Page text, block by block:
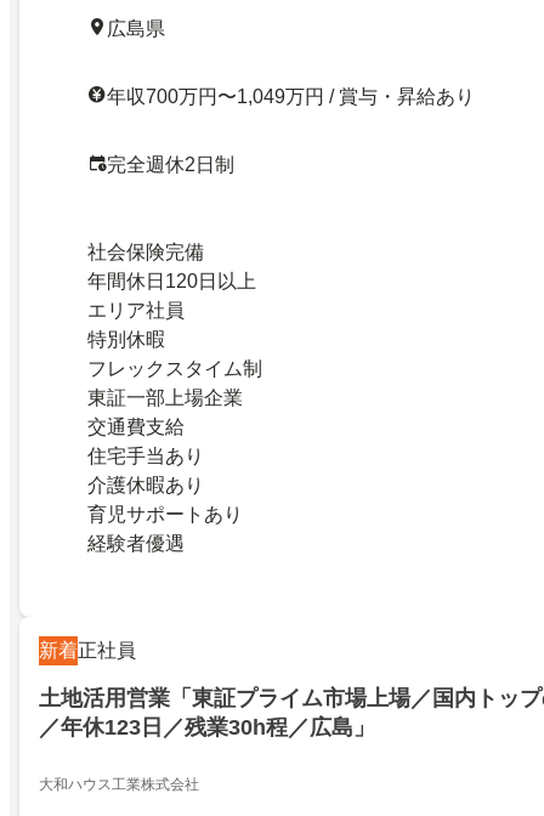
広島県
年収700万円〜1,049万円 / 賞与・昇給あり
完全週休2日制
社会保険完備
年間休日120日以上
エリア社員
特別休暇
フレックスタイム制
東証一部上場企業
交通費支給
住宅手当あり
介護休暇あり
育児サポートあり
経験者優遇
新着正社員
土地活用営業「東証プライム市場上場／国内トッ
／年休123日／残業30h程／広島」
大和ハウス工業株式会社